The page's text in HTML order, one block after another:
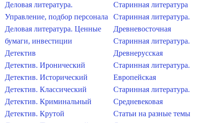
Деловая литература.
Управление, подбор персонала
Деловая литература. Ценные
бумаги, инвестиции
Детектив
Детектив. Иронический
Детектив. Исторический
Детектив. Классический
Детектив. Криминальный
Детектив. Крутой
Старинная литература
Старинная литература.
Древневосточная
Старинная литература.
Древнерусская
Старинная литература.
Европейская
Старинная литература.
Средневековая
Статьи на разные темы